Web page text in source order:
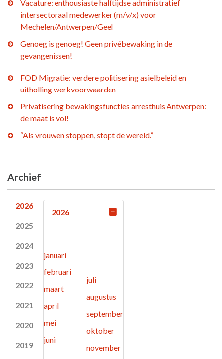
Vacature: enthousiaste halftijdse administratief
intersectoraal medewerker (m/v/x) voor
Mechelen/Antwerpen/Geel
Genoeg is genoeg! Geen privébewaking in de
gevangenissen!
FOD Migratie: verdere politisering asielbeleid en
uitholling werkvoorwaarden
Privatisering bewakingsfuncties arresthuis Antwerpen:
de maat is vol!
“Als vrouwen stoppen, stopt de wereld.”
Archief
2026
2025
2024
2023
2022
2021
2020
2019
2026
januari
februari
maart
april
mei
juni
juli
augustus
september
oktober
november